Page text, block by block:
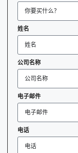
姓名
公司名称
电子邮件
电话